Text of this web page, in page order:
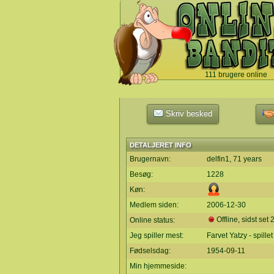
111 brugere online
`
Skriv besked
DETALJERET INFO
Brugernavn:
delfin1, 71 years
Besøg:
1228
Køn:
Medlem siden:
2006-12-30
Online status:
Offline, sidst set
Jeg spiller mest:
Farvet Yatzy -
Fødselsdag:
1954-09-11
Min hjemmeside: